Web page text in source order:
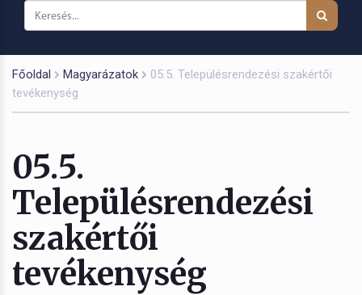
Főoldal Magyarázatok
05.5. Településrendezési szakértői
tevékenység
05.5.
Településrendezési
szakértői
tevékenység